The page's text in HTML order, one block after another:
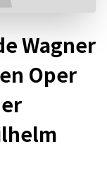
Wagner
Oper